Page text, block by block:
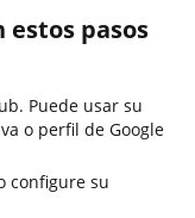
estos pasos
Puede usar su
o perfil de Google
configure su